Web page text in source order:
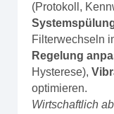
(Protokoll,
Filterwechseln
Regelung
Hysterese),
optimieren.
Wirtschaftlich